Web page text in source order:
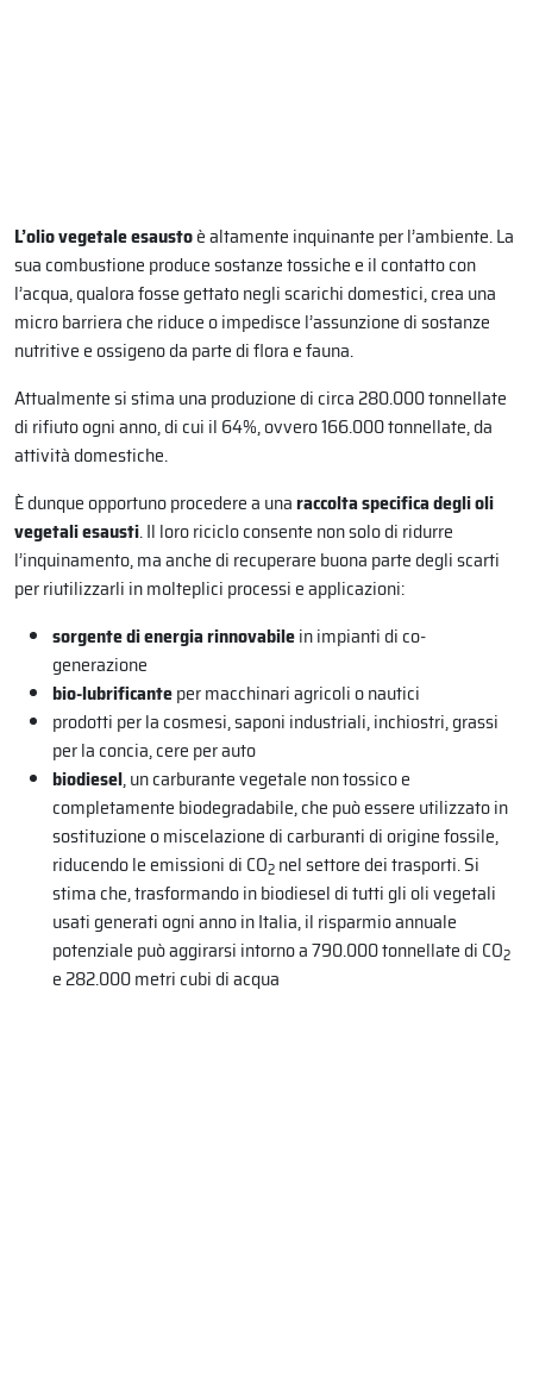
L’olio vegetale esaustoè altamente inquinante per l’ambiente. La
sua combustione produce sostanze tossiche e il contatto con
l’acqua, qualora fosse gettato negli scarichi domestici, crea una
micro barriera che riduce o impedisce l’assunzione di sostanze
nutritive e ossigeno da parte di flora e fauna.
Attualmente si stima una produzione di circa 280.000 tonnellate
di rifiuto ogni anno, di cui il 64%, ovvero 166.000 tonnellate, da
attività domestiche.
È dunque opportuno procedere a unaraccolta specifica degli oli
vegetali esausti. Il loro riciclo consente non solo di ridurre
l’inquinamento, ma anche di recuperare buona parte degli scarti
per riutilizzarli in molteplici processi e applicazioni:
sorgente di energia rinnovabilein impianti di co-
generazione
bio-lubrificanteper macchinari agricoli o nautici
prodotti per la cosmesi, saponi industriali, inchiostri, grassi
per la concia, cere per auto
biodiesel, un carburante vegetale non tossico e
completamente biodegradabile, che può essere utilizzato in
sostituzione o miscelazione di carburanti di origine fossile,
riducendo le emissioni di CO2 nel settore dei trasporti. Si
stima che, trasformando in biodiesel di tutti gli oli vegetali
usati generati ogni anno in Italia, il risparmio annuale
potenziale può aggirarsi intorno a 790.000 tonnellate di CO2
e 282.000 metri cubi di acqua